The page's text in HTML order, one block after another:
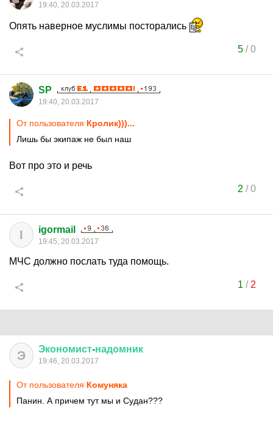
19:40, 20.03.2017
Опять наверное муслимы посторались
5/0
SP
19:40, 20.03.2017
От пользователя Кролик)))...
Лишь бы экипаж не был наш
Вот про это и речь
2 /0
I igormail
19:45, 20.03.2017
МЧС должно послать туда помощь.
1 / 2
Э Экономист-надомник
19:46, 20.03.2017
От пользователя Комуняка
Панин. А причем тут мы и Судан???